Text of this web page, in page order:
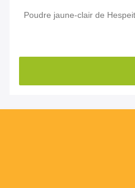
Poudre jaune-clair de